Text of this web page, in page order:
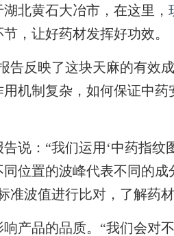
黄石大冶市，在这里，
，让好药材发挥好功效。
反映了这块天麻的有效成
机制复杂，如何保证中
：“我们运用‘中药指纹
位置的波峰代表不同的
准波值进行比对，了解药
品的品质。“我们会对